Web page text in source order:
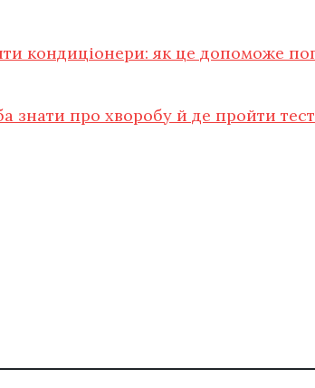
кондиціонери: як це допоможе
знати про хворобу й де пройти